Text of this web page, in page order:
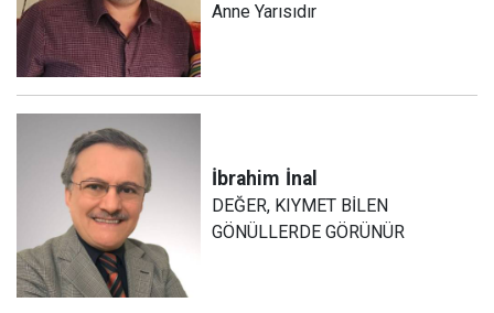
Anne Yarısıdır
İbrahim İnal
DEĞER, KIYMET BİLEN
GÖNÜLLERDE GÖRÜNÜR